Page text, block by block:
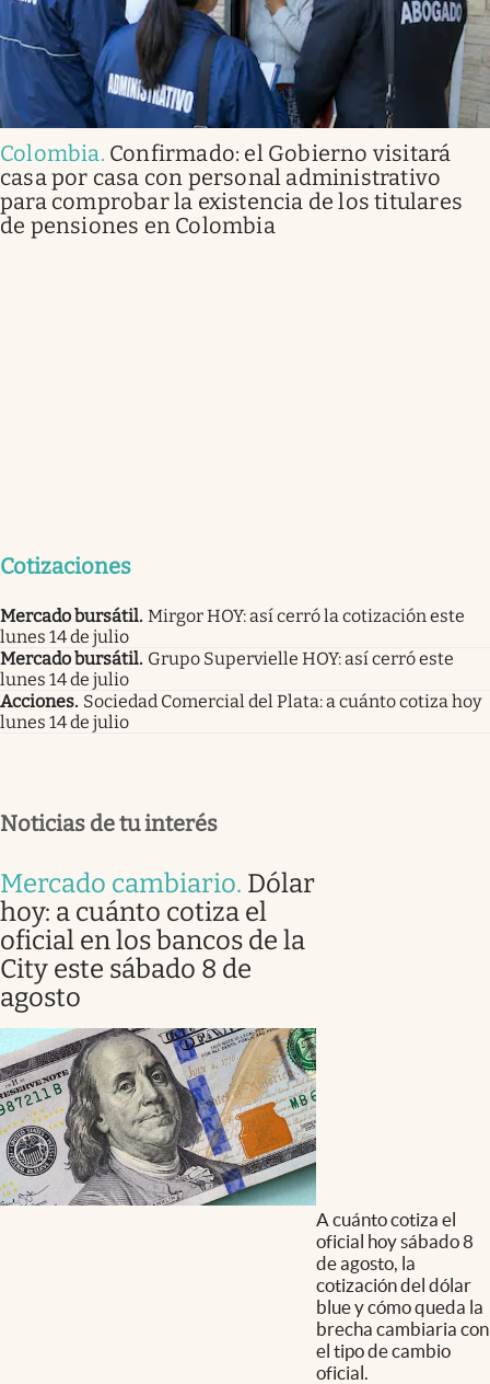
Colombia. Confirmado: el Gobierno visitará
casa por casa con personal administrativo
para comprobar la existencia de los titulares
de pensiones en Colombia
Cotizaciones
Mercado bursátil. Mirgor HOY: así cerró la cotización este
lunes 14 de julio
Mercado bursátil. Grupo Supervielle HOY: así cerró este
lunes 14 de julio
Acciones. Sociedad Comercial del Plata: a cuánto cotiza hoy
lunes 14 de julio
Noticias de tu interés
Mercado cambiario. Dólar
hoy: a cuánto cotiza el
oficial en los bancos de la
City este sábado 8 de
agosto
A cuánto cotiza el
oficial hoy sábado 8
de agosto, la
cotización del dólar
blue y cómo queda la
brecha cambiaria con
el tipo de cambio
oficial.